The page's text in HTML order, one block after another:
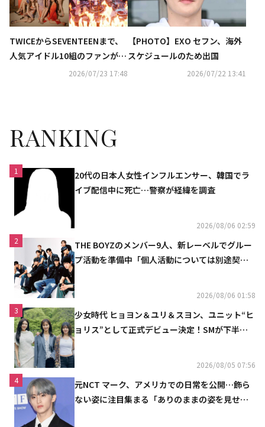
TWICEからSEVENTEENまで、
人気アイドル10組のファンが熾
烈なバトル！新サバイバル番組
2026/07/23 17:48
【PHOTO】EXO セフン、海外
スケジュールのため出国
2026/07/22 13:41
RANKING
1
20代の日本人女性インフルエンサー、韓国でラ
イブ配信中に死亡…警察が経緯を調査
2026/08/06 02:59
2
THE BOYZのメンバー9人、新レーベルでグルー
プ活動を準備中「個人活動については別途契約
2026/08/06 01:58
3
少女時代 ヒョヨン＆ユリ＆スヨン、ユニット“ヒ
ョリス”として正式デビュー決定！SMが下半期
2026/08/05 07:56
4
元NCT マーク、アメリカでの日常を公開…飾ら
ない姿に注目集まる「ありのままの姿を見せた